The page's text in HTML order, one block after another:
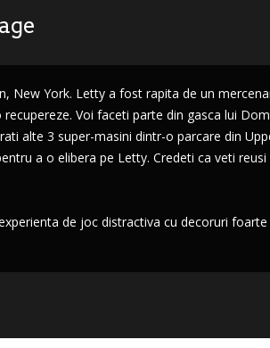
New York. Letty a fost rapita de un
Voi faceti parte din gasca lui
alte 3 super-masini dintr-o parcare din
a o elibera pe Letty. Credeti ca veti
de joc distractiva cu decoruri